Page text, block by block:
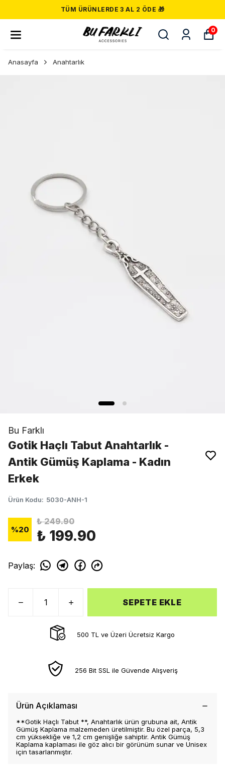
TÜM ÜRÜNLERDE 3 AL 2 ÖDE 🎁
0
Anasayfa Anahtarlık
Bu Farklı
Gotik Haçlı Tabut Anahtarlık -
Antik Gümüş Kaplama - Kadın
Erkek
Ürün Kodu: 5030-ANH-1
%20
₺ 249.90
₺ 199.90
Paylaş:
SEPETE EKLE
500 TL ve Üzeri Ücretsiz Kargo
256 Bit SSL ile Güvende Alışveriş
Ürün Açıklaması
**Gotik Haçlı Tabut **, Anahtarlık ürün grubuna ait, Antik
Gümüş Kaplama malzemeden üretilmiştir. Bu özel parça, 5,3
cm yüksekliğe ve 1,2 cm genişliğe sahiptir. Antik Gümüş
Kaplama kaplaması ile göz alıcı bir görünüm sunar ve Unisex
için tasarlanmıştır.